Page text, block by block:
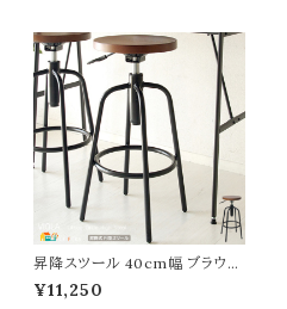
昇降スツール 40cm幅 ブラウン
茶色 円形スツール 丸型チェア 3
60度回転 丸椅子 円型チェア 昇
¥11,250